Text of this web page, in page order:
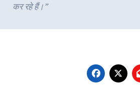
कर रहे हैं।”